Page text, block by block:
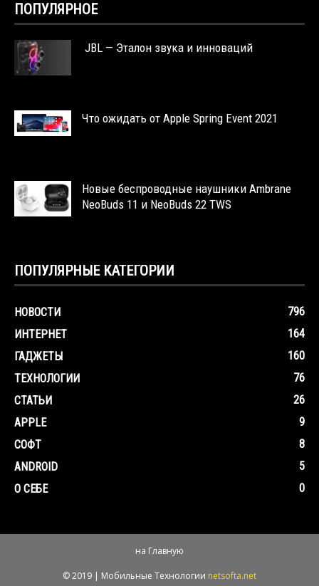
ПОПУЛЯРНОЕ
JBL — Эталон звука и инноваций
Что ожидать от Apple Spring Event 2021
Новые беспроводные наушники Ambrane
NeoBuds 11 и NeoBuds 22 TWS
ПОПУЛЯРНЫЕ КАТЕГОРИИ
НОВОСТИ
796
ИНТЕРНЕТ
164
ГАДЖЕТЫ
160
ТЕХНОЛОГИИ
76
СТАТЬИ
26
APPLE
9
СОФТ
8
ANDROID
5
О СЕБЕ
0
на Главную
© 2019 | Мобильные Технологии netsofta.net